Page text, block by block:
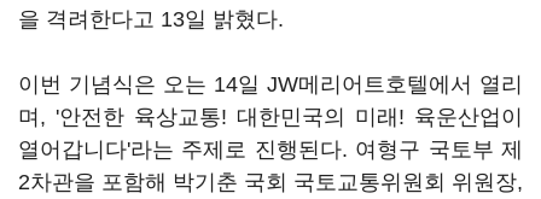
을 격려한다고 13일 밝혔다.
이번 기념식은 오는 14일 JW메리어트호텔에서 열리
며, '안전한 육상교통! 대한민국의 미래! 육운산업이
열어갑니다'라는 주제로 진행된다. 여형구 국토부 제
2차관을 포함해 박기춘 국회 국토교통위원회 위원장,